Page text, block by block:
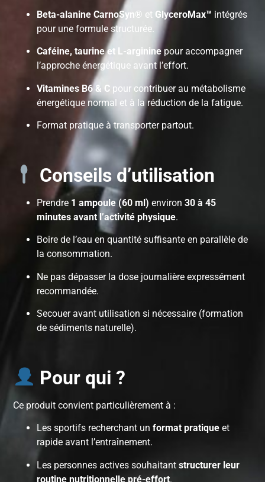
Beta-alanine CarnoSyn® et GlyceroMax™ intégrés
pour une formule structurée.
Caféine, taurine et L-argininepour accompagner
l’approche énergétique avant l’effort.
Vitamines B6 & C pour contribuer au métabolisme
énergétique normal et à la réduction de la fatigue.
Format pratique à transporter partout.
Conseils d’utilisation
Prendre 1 ampoule (60 ml) environ30 à 45
minutes avant l’activité physique.
Boire de l’eau en quantité suffisante en parallèle de
la consommation.
Ne pas dépasser la dose journalière expressément
recommandée.
Secouer avant utilisation si nécessaire (formation
de sédiments naturelle).
Pour qui ?
Ce produit convient particulièrement à :
Les sportifs recherchant unformat pratique et
rapide avant l’entraînement.
Les personnes actives souhaitantstructurer leur
routine nutritionnelle pré-effort.